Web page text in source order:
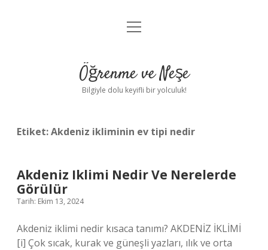
Anasayfa
Yasal Uyarı
menüyü
Öğrenme ve Neşe
Bilgiyle dolu keyifli bir yolculuk!
Etiket:Akdeniz ikliminin ev tipi nedir
Akdeniz Iklimi Nedir Ve Nerelerde
Görülür
Tarih: Ekim 13, 2024
Akdeniz iklimi nedir kısaca tanımı? AKDENİZ İKLİMİ
[i] Çok sıcak, kurak ve güneşli yazları, ılık ve orta